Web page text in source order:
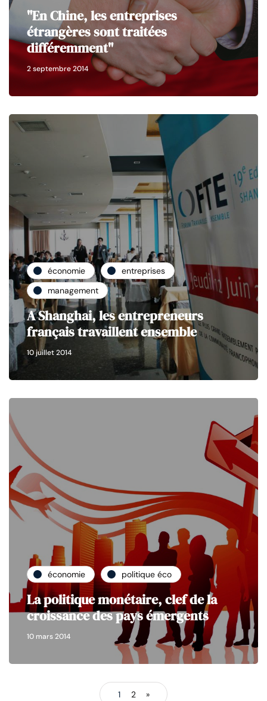
"En Chine, les entreprises
étrangères sont traitées
différemment"
2 septembre 2014
économie
entreprises
management
A Shanghai, les entrepreneurs
français travaillent ensemble
10 juillet 2014
économie politique éco
La politique monétaire, clef de la
croissance des pays émergents
10 mars 2014
1 2 »